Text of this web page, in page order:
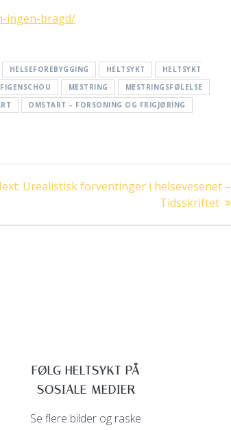
ingen-bragd/
HELSEFOREBYGGING HELTSYKT
HELTSYKT
MESTRING
MESTRINGSFØLELSE
OMSTART – FORSONING OG FRIGJØRING
Next
Urealistisk forventinger i helsevesenet –
Tidsskriftet
FØLG HELTSYKT PÅ
SOSIALE MEDIER
Se flere bilder og raske